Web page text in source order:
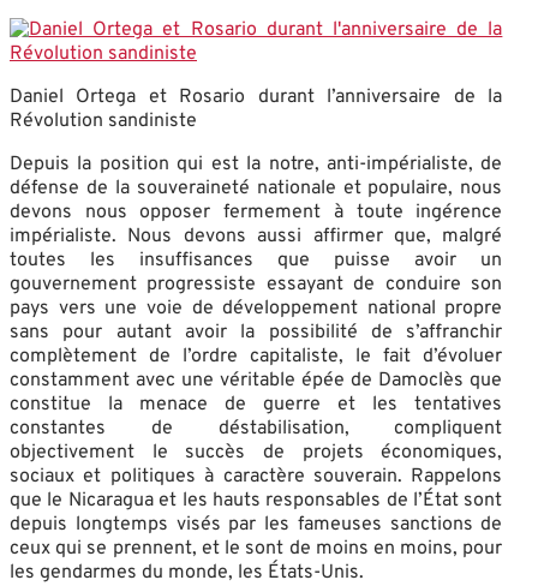
Daniel Ortega et Rosario durant l’anniversaire de la
Révolution sandiniste
Depuis la position qui est la notre, anti-impérialiste, de
défense de la souveraineté nationale et populaire, nous
devons nous opposer fermement à toute ingérence
impérialiste. Nous devons aussi affirmer que, malgré
toutes les insuffisances que puisse avoir un
gouvernement progressiste essayant de conduire son
pays vers une voie de développement national propre
sans pour autant avoir la possibilité de s’affranchir
complètement de l’ordre capitaliste, le fait d’évoluer
constamment avec une véritable épée de Damoclès que
constitue la menace de guerre et les tentatives
constantes de déstabilisation, compliquent
objectivement le succès de projets économiques,
sociaux et politiques à caractère souverain. Rappelons
que le Nicaragua et les hauts responsables de l’État sont
depuis longtemps visés par les fameuses sanctions de
ceux qui se prennent, et le sont de moins en moins, pour
les gendarmes du monde, les États-Unis.